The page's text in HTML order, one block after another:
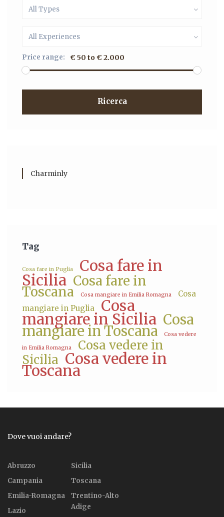
All Types
All Experiences
Price range: € 50 to € 2.000
Ricerca
Charminly
Tag
Cosa fare in Puglia Cosa fare in
Sicilia Cosa fare in
Toscana Cosa mangiare in Emilia Romagna
Cosa
mangiare in Puglia
Cosa
mangiare in Sicilia Cosa
mangiare in Toscana Cosa vedere
in Emilia Romagna
Cosa vedere in
Sicilia Cosa vedere in
Toscana
Dove vuoi andare?
Abruzzo
Campania
Emilia-Romagna
Lazio
Sicilia
Toscana
Trentino-Alto
Adige